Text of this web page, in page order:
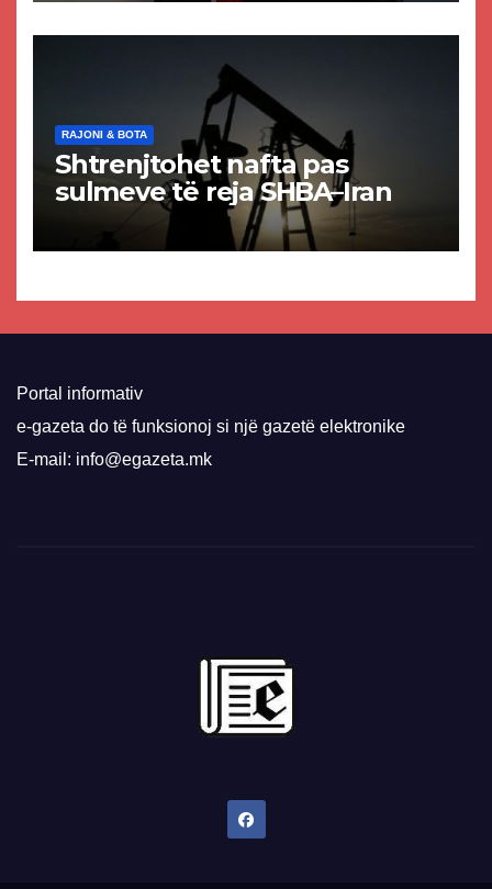
RAJONI & BOTA
Shtrenjtohet nafta pas
sulmeve të reja SHBA–Iran
Portal informativ
e-gazeta do të funksionoj si një gazetë elektronike
E-mail: info@egazeta.mk